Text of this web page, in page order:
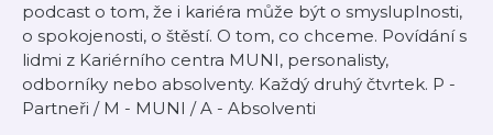
podcast o tom, že i kariéra může být o smysluplnosti,
o spokojenosti, o štěstí. O tom, co chceme. Povídání s
lidmi z Kariérního centra MUNI, personalisty,
odborníky nebo absolventy. Každý druhý čtvrtek. P -
Partneři / M - MUNI / A - Absolventi